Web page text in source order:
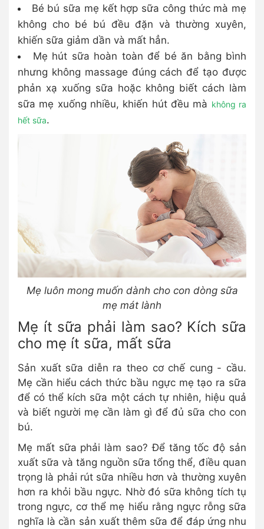
Bé bú sữa mẹ kết hợp sữa công thức mà mẹ
không cho bé bú đều đặn và thường xuyên,
khiến sữa giảm dần và mất hẳn.
Mẹ hút sữa hoàn toàn để bé ăn bằng bình
nhưng không massage đúng cách để tạo được
phản xạ xuống sữa hoặc không biết cách làm
sữa mẹ xuống nhiều, khiến hút đều mà không ra
hết sữa.
Mẹ luôn mong muốn dành cho con dòng sữa
mẹ mát lành
Mẹ ít sữa phải làm sao? Kích sữa
cho mẹ ít sữa, mất sữa
Sản xuất sữa diễn ra theo cơ chế cung - cầu.
Mẹ cần hiểu cách thức bầu ngực mẹ tạo ra sữa
để có thể kích sữa một cách tự nhiên, hiệu quả
và biết người mẹ cần làm gì để đủ sữa cho con
bú.
Mẹ mất sữa phải làm sao? Để tăng tốc độ sản
xuất sữa và tăng nguồn sữa tổng thể, điều quan
trọng là phải rút sữa nhiều hơn và thường xuyên
hơn ra khỏi bầu ngực. Nhờ đó sữa không tích tụ
trong ngực, cơ thể mẹ hiểu rằng ngực rỗng sữa
nghĩa là cần sản xuất thêm sữa để đáp ứng nhu